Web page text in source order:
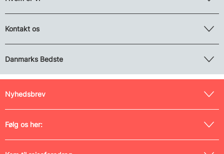
Kontakt os
Danmarks Bedste
Nyhedsbrev
Følg os her: